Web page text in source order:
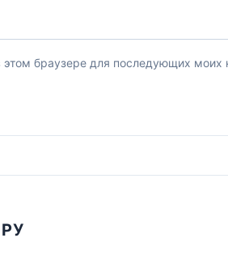
этом браузере для последующих моих